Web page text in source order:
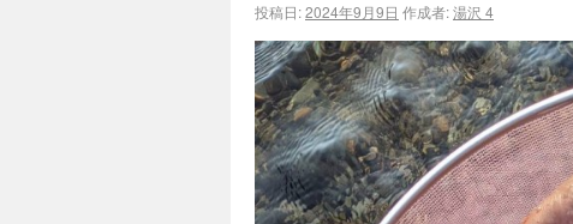
投稿日:2024年9月9日 作成者:湯沢 4